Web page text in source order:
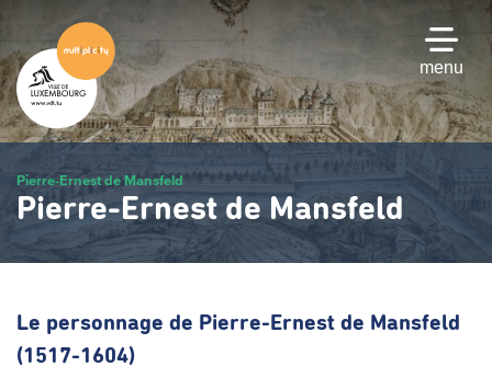
contenu
principal
menu
Pierre-Ernest de Mansfeld
Pierre-Ernest de Mansfeld
Le personnage de Pierre-Ernest de Mansfeld
(1517-1604)